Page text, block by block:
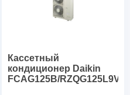
Кассетный
кондиционер Daikin
FCAG125B/RZQG125L9V/